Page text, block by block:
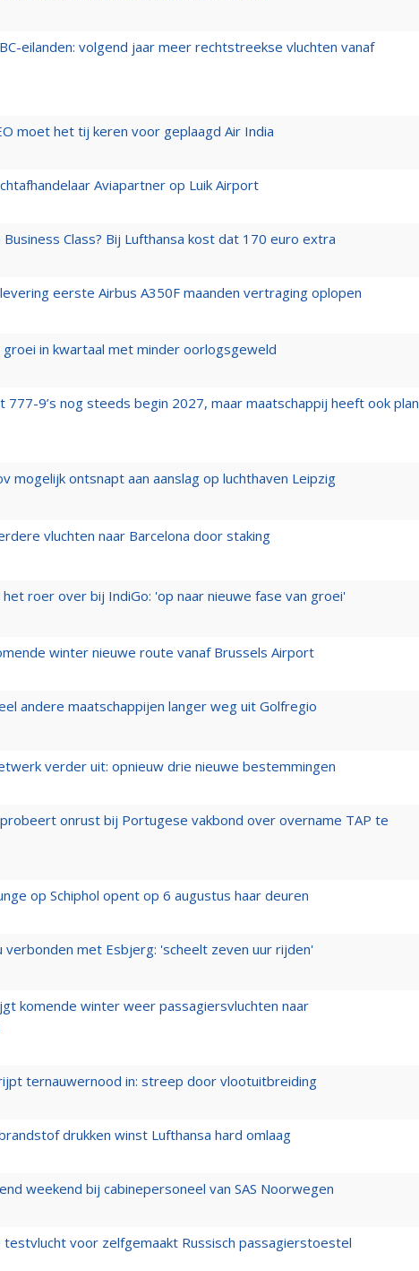
eilanden: volgend jaar meer rechtstreekse vluchten vanaf
moet het tij keren voor geplaagd Air India
Aviapartner op Luik Airport
Class? Bij Lufthansa kost dat 170 euro extra
eerste Airbus A350F maanden vertraging oplopen
groei in kwartaal met minder oorlogsgeweld
777-9’s nog steeds begin 2027, maar maatschappij heeft ook plan
mogelijk ontsnapt aan aanslag op luchthaven Leipzig
vluchten naar Barcelona door staking
het roer over bij IndiGo: 'op naar nieuwe fase van groei'
winter nieuwe route vanaf Brussels Airport
andere maatschappijen langer weg uit Golfregio
verder uit: opnieuw drie nieuwe bestemmingen
onrust bij Portugese vakbond over overname TAP te
op Schiphol opent op 6 augustus haar deuren
verbonden met Esbjerg: 'scheelt zeven uur rijden'
komende winter weer passagiersvluchten naar
ternauwernood in: streep door vlootuitbreiding
drukken winst Lufthansa hard omlaag
weekend bij cabinepersoneel van SAS Noorwegen
testvlucht voor zelfgemaakt Russisch passagierstoestel